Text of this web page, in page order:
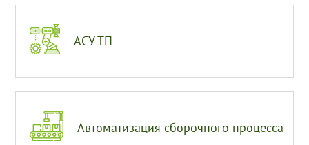
АСУ ТП
Автоматизация сборочного процесса